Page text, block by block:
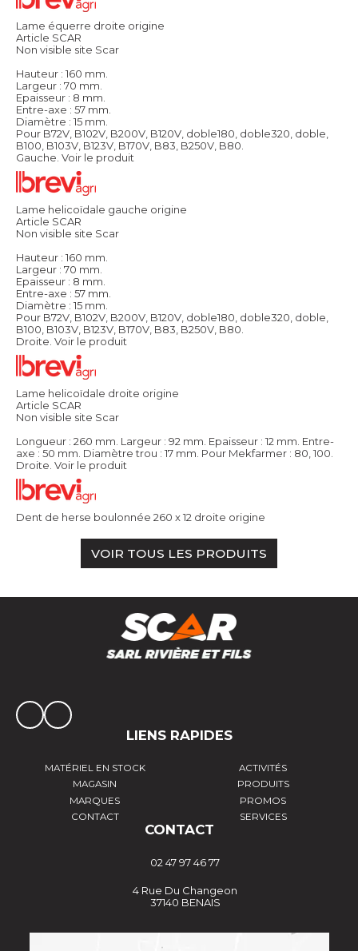
Lame équerre droite origine
Article SCAR
Non visible site Scar
Hauteur : 160 mm.
Largeur : 70 mm.
Epaisseur : 8 mm.
Entre-axe : 57 mm.
Diamètre : 15 mm.
Pour B72V, B102V, B200V, B120V, doble180, doble320, doble,
B100, B103V, B123V, B170V, B83, B250V, B80.
Gauche. Voir le produit
Lame helicoïdale gauche origine
Article SCAR
Non visible site Scar
Hauteur : 160 mm.
Largeur : 70 mm.
Epaisseur : 8 mm.
Entre-axe : 57 mm.
Diamètre : 15 mm.
Pour B72V, B102V, B200V, B120V, doble180, doble320, doble,
B100, B103V, B123V, B170V, B83, B250V, B80.
Droite. Voir le produit
Lame helicoïdale droite origine
Article SCAR
Non visible site Scar
Longueur : 260 mm. Largeur : 92 mm. Epaisseur : 12 mm. Entre-
axe : 50 mm. Diamètre trou : 17 mm. Pour Mekfarmer : 80, 100.
Droite. Voir le produit
Dent de herse boulonnée 260 x 12 droite origine
VOIR TOUS LES PRODUITS
LIENS RAPIDES
MATÉRIEL EN STOCK
ACTIVITÉS
MAGASIN
PRODUITS
MARQUES
PROMOS
CONTACT
SERVICES
CONTACT
02 47 97 46 77
4 Rue Du Changeon
37140 BENAIS